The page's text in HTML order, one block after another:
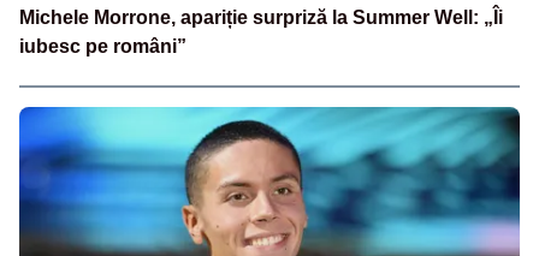
Michele Morrone, apariție surpriză la Summer Well: „Îi
iubesc pe români”